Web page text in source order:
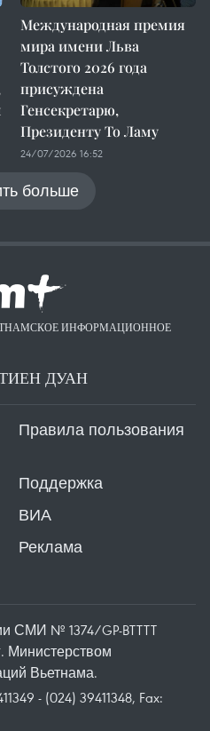
Международная премия
мира имени Льва
Толстого 2026 года
присуждена
Генсекретарю,
Президенту То Ламу
24/07/2026 16:52
больше
ИНФОРМАЦИОННОЕ
ТИЕН ДУАН
Правила пользования
Поддержка
ВИА
Реклама
СМИ № 1374/GP-BTTTT
Министерством
Вьетнама.
- (024) 39411348, Fax: